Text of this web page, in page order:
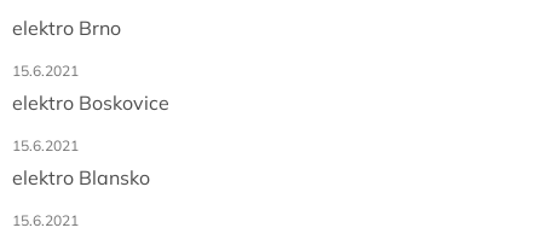
elektro Brno
15.6.2021
elektro Boskovice
15.6.2021
elektro Blansko
15.6.2021